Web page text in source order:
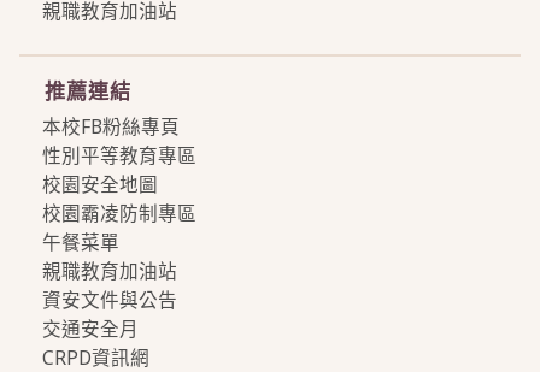
親職教育加油站
推薦連結
本校FB粉絲專頁
性別平等教育專區
校園安全地圖
校園霸凌防制專區
午餐菜單
親職教育加油站
資安文件與公告
交通安全月
CRPD資訊網